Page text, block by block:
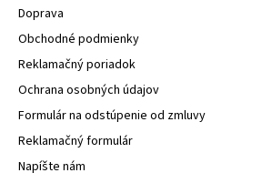
Doprava
Obchodné podmienky
Reklamačný poriadok
Ochrana osobných údajov
Formulár na odstúpenie od zmluvy
Reklamačný formulár
Napíšte nám